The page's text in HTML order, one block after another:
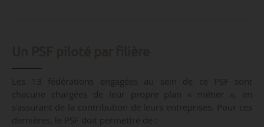
Les 13 fédérations engagées au sein de ce PSF sont
chacune chargées de leur propre plan « métier », en
s’assurant de la contribution de leurs entreprises. Pour ces
dernières, le PSF doit permettre de :